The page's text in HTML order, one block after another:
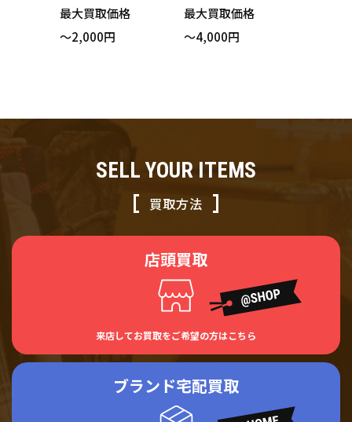
ゴン D2-462103 パ
ンツ ブラック サイ
最大買取価格
～2,000円
ソン GS100650 ス
カート ブラック ス
最大買取価格
～4,000円
SELL YOUR ITEMS
買取方法
店頭買取
来店してお買取をご希望の方はこちら
ブランド宅配買取